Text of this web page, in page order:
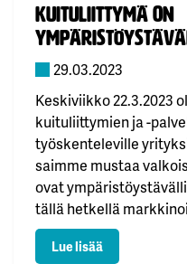
Kuituliittymä on
Julkaistu:
29.03.2023
Keskiviikko 22.3.2023
kuituliittymien ja -
työskenteleville
saimme mustaa
ovat
tällä hetkellä
teknologiat. Finnet-
yritysten
Lue lisää: Kuituliittymä